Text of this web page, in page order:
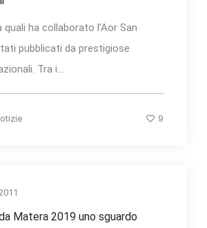
quali ha collaborato l’Aor San
pubblicati da prestigiose
Tra i...
9
Matera 2019 uno sguardo